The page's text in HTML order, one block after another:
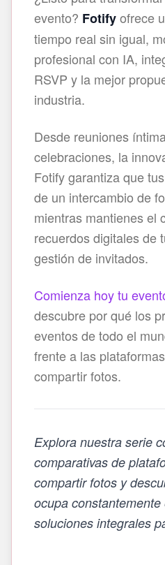
evento? Fotifyofrece
tiempo real sin igual,
profesional con IA,
RSVP y la mejor
industria.
Desde reuniones
celebraciones, la
Fotify garantiza que
de un intercambio de
mientras mantienes el
recuerdos digitales de
gestión de invitados.
Comienza hoy tu
descubre por qué los
eventos de todo el
frente a las
compartir fotos.
Explora nuestra serie
comparativas de
compartir fotos y
ocupa
soluciones integrales